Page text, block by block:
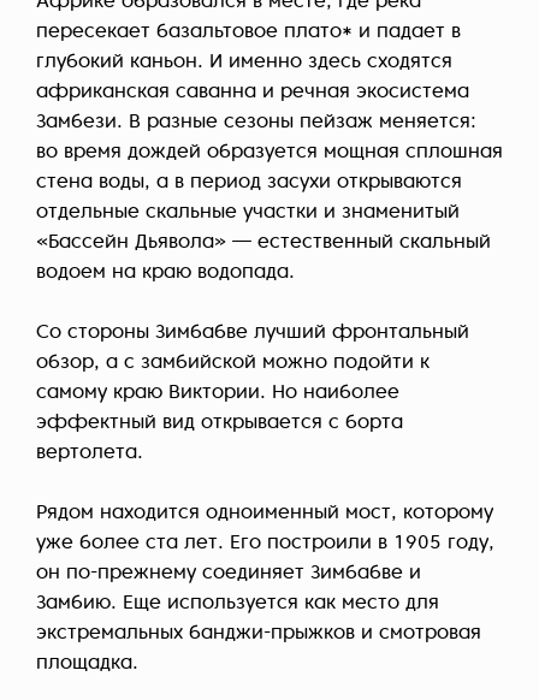
пересекает базальтовое плато* и падает в
глубокий каньон. И именно здесь сходятся
африканская саванна и речная экосистема
Замбези. В разные сезоны пейзаж меняется:
во время дождей образуется мощная сплошная
стена воды, а в период засухи открываются
отдельные скальные участки и знаменитый
«Бассейн Дьявола» — естественный скальный
водоем на краю водопада.
Cо стороны Зимбабве лучший фронтальный
обзор, а с замбийской можно подойти к
самому краю Виктории. Но наиболее
эффектный вид открывается с борта
вертолета.
Рядом находится одноименный мост, которому
уже более ста лет. Его построили в 1905 году,
он по-прежнему соединяет Зимбабве и
Замбию. Еще используется как место для
экстремальных банджи-прыжков и смотровая
площадка.